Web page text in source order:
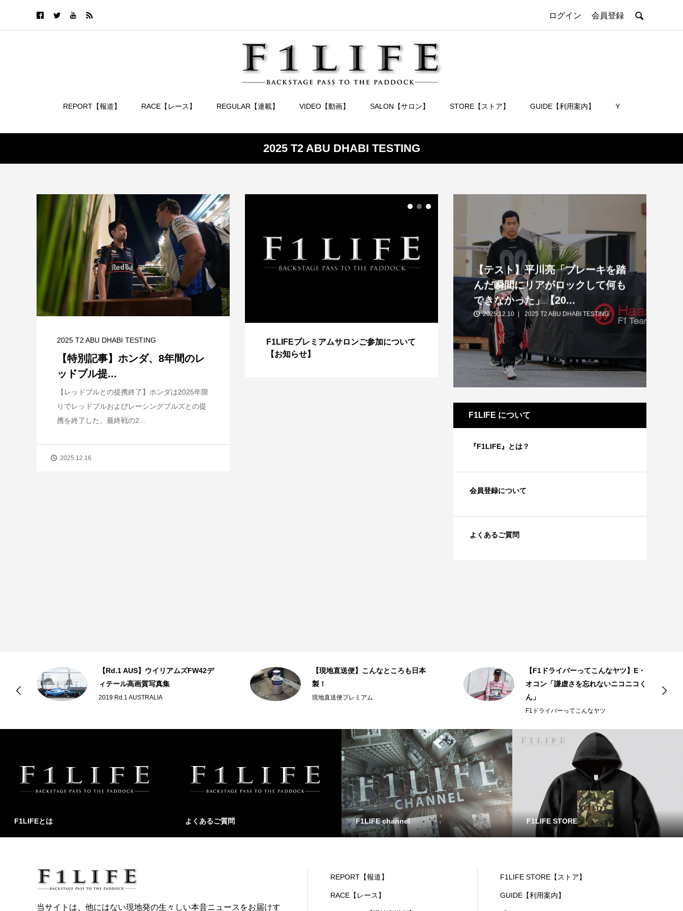
ログイン 会員登録 
REPORT【報道】 RACE【レース】 REGULAR【連載】 VIDEO【動画】 SALON【サロン】 STORE【ストア】 GUIDE【利用案内】 Y
2025 T2 ABU DHABI TESTING
2025 T2 ABU DHABI TESTING
【特別記事】ホンダ、8年間のレ
ッドブル提...
【レッドブルとの提携終了】ホンダは2025年限
りでレッドブルおよびレーシングブルズとの提
携を終了した。最終戦の2...
2025.12.16
【特別記事】レーシングブルズ、
VCARB 02を生み出すファクトリー...
F1LIFEプレミアムサロンご参加について
【お知らせ】
【短期集中連載】ホンダ第4期、苦境と
成功のターニングポイント
【テスト】平川亮「ブレーキを踏
んだ瞬間にリアがロックして何も
できなかった」【20...
2025.12.10 2025 T2 ABU DHABI TESTING
F1LIFE について
『F1LIFE』とは？
会員登録について
よくあるご質問
【Rd.1 AUS】ウイリアムズFW42デ
ィテール高画質写真集
2019 Rd.1 AUSTRALIA
【現地直送便】こんなところも日本
製！
現地直送便プレミアム
【F1ドライバーってこんなヤツ】E・
オコン「謙虚さを忘れないニコニコく
ん」
F1ドライバーってこんなヤツ
F1LIFEとは よくあるご質問 F1LIFE channel F1LIFE STORE
当サイトは、他にはない現地発の生々しい本音ニュースをお届けす
REPORT【報道】
RACE【レース】
F1LIFE STORE【ストア】
GUIDE【利用案内】